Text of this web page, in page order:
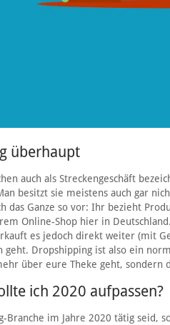
überhaupt
auch als Streckengeschäft
besitzt sie meistens auch gar
das Ganze so vor: Ihr bezieht
Online-Shop hier in
es jedoch direkt weiter (mit
geht. Dropshipping ist also ein
über eure Theke geht, sondern
ich 2020 aufpassen?
Branche im Jahre 2020 tätig seid,